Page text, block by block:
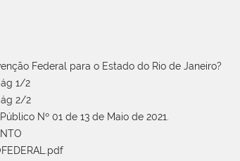
Federal para o Estado do Rio de Janeiro?
1/2
2/2
Nº 01 de 13 de Maio de 2021.